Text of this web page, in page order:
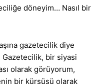
döneyim… Nasıl bir
gazetecilik diye
Gazetecilik, bir siyasi
olarak görüyorum,
bir kürsüsü olarak